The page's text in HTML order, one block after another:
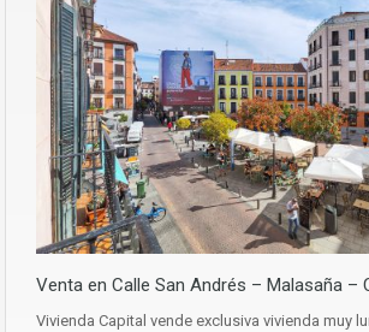
Venta en Calle San Andrés – Malasaña –
Vivienda Capital vende exclusiva vivienda muy